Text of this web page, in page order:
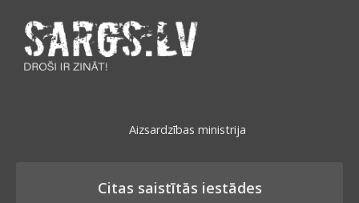
Aizsardzības ministrija
Citas saistītās iestādes